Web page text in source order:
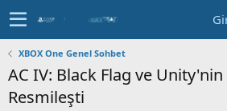
XBOX One Genel Sohbet
AC IV: Black Flag ve
Resmileşti